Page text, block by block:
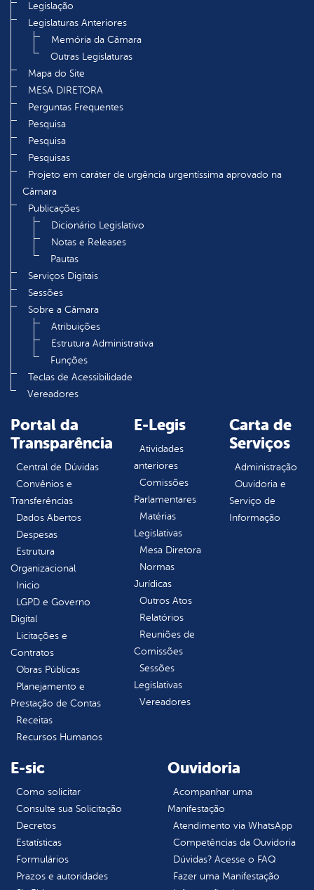
Legislação
Legislaturas Anteriores
Memória da Câmara
Outras Legislaturas
Mapa do Site
MESA DIRETORA
Perguntas Frequentes
Pesquisa
Pesquisa
Pesquisas
Projeto em caráter de urgência urgentíssima aprovado na
Câmara
Publicações
Dicionário Legislativo
Notas e Releases
Pautas
Serviços Digitais
Sessões
Sobre a Câmara
Atribuições
Estrutura Administrativa
Funções
Teclas de Acessibilidade
Vereadores
Portal da
Transparência
Central de Dúvidas
Convênios e
Transferências
Dados Abertos
Despesas
Estrutura
Organizacional
Inicio
LGPD e Governo
Digital
Licitações e
Contratos
Obras Públicas
Planejamento e
Prestação de Contas
Receitas
Recursos Humanos
E-Legis
Atividades
anteriores
Comissões
Parlamentares
Matérias
Legislativas
Mesa Diretora
Normas
Jurídicas
Outros Atos
Relatórios
Reuniões de
Comissões
Sessões
Legislativas
Vereadores
Carta de
Serviços
Administração
Ouvidoria e
Serviço de
Informação
E-sic
Como solicitar
Consulte sua Solicitação
Decretos
Estatísticas
Formulários
Prazos e autoridades
Ouvidoria
Acompanhar uma
Manifestação
Atendimento via WhatsApp
Competências da Ouvidoria
Dúvidas? Acesse o FAQ
Fazer uma Manifestação